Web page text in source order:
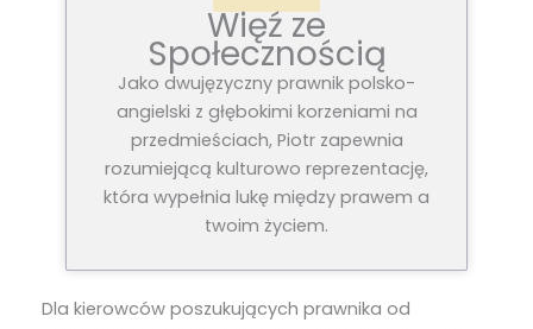
Więź ze
Społecznością
Jako dwujęzyczny prawnik polsko-
angielski z głębokimi korzeniami na
przedmieściach, Piotr zapewnia
rozumiejącą kulturowo reprezentację,
która wypełnia lukę między prawem a
twoim życiem.
Dla kierowców poszukujących prawnika od